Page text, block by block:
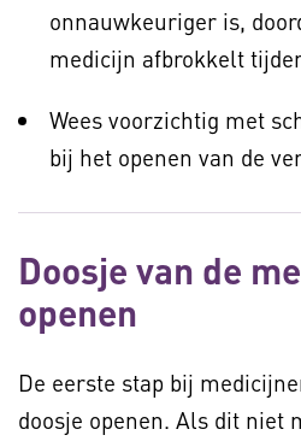
onnauwkeuriger is,
medicijn afbrokkelt
Wees voorzichtig met
bij het openen van de
Doosje van de
openen
De eerste stap bij
doosje openen. Als dit niet